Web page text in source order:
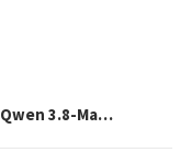
3.8-Ma…